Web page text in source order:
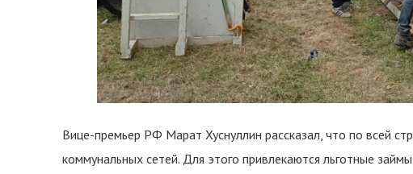
Вице-премьер РФ Марат Хуснуллин рассказал, что по всей
коммунальных сетей. Для этого привлекаются льготные